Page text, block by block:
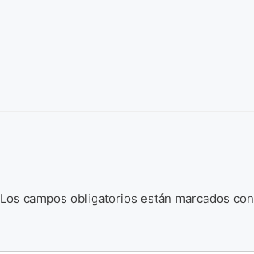
Los campos obligatorios están marcados con